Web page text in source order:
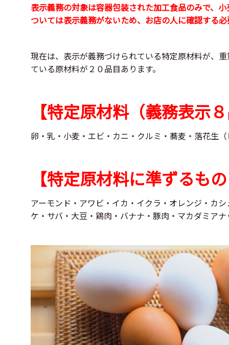
表示義務の対象は容器包装された加工食品のみで、
ついては表示義務がないため、お店の人に確認する
現在は、表示が義務づけられている特定原材料が、
ている原材料が２０品目あります。
【特定原材料（義務表示
卵・乳・小麦・エビ・カニ・クルミ・蕎麦・落花生
【特定原材料に準ずるも
アーモンド・アワビ・イカ・イクラ・オレンジ・カ
ケ・サバ・大豆・鶏肉・バナナ・豚肉・マカダミア